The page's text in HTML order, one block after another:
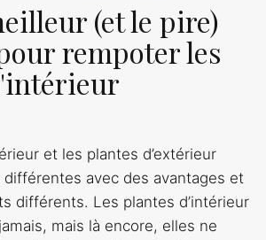
(et le pire)
rempoter les
et les plantes d’extérieur
avec des avantages et
différents. Les plantes d’intérieur
mais là encore, elles ne